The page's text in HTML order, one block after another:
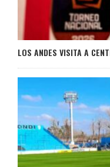
LOS ANDES VISITA A